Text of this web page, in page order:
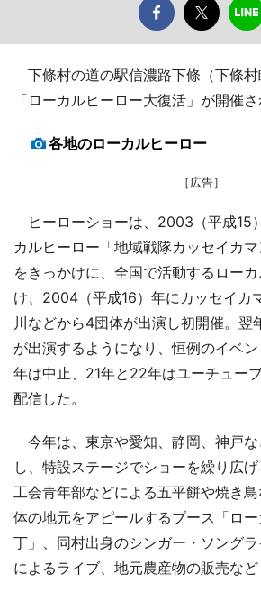
下條村の道の駅信濃路下條（下條村
「ローカルヒーロー大復活」が開催さ
各地のローカルヒーロー
［広告］
ヒーローショーは、2003（平成15
カルヒーロー「地域戦隊カッセイカ
をきっかけに、全国で活動するロー
け、2004（平成16）年にカッセイカ
川などから4団体が出演し初開催。翌
が出演するようになり、恒例のイベ
年は中止、21年と22年はユーチュー
配信した。
今年は、東京や愛知、静岡、神戸
し、特設ステージでショーを繰り広
工会青年部などによる五平餅や焼き
体の地元をアピールするブース「ロ
丁」、同村出身のシンガー・ソング
によるライブ、地元農産物の販売など